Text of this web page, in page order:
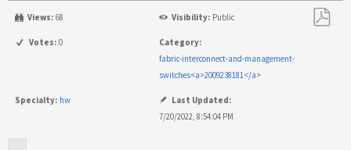
Views: 68 Visibility: Public
Votes: 0
Category:
fabric-interconnect-and-management-
switches<a>2009238181</a>
Specialty: hw
Last Updated:
7/20/2022, 8:54:04 PM